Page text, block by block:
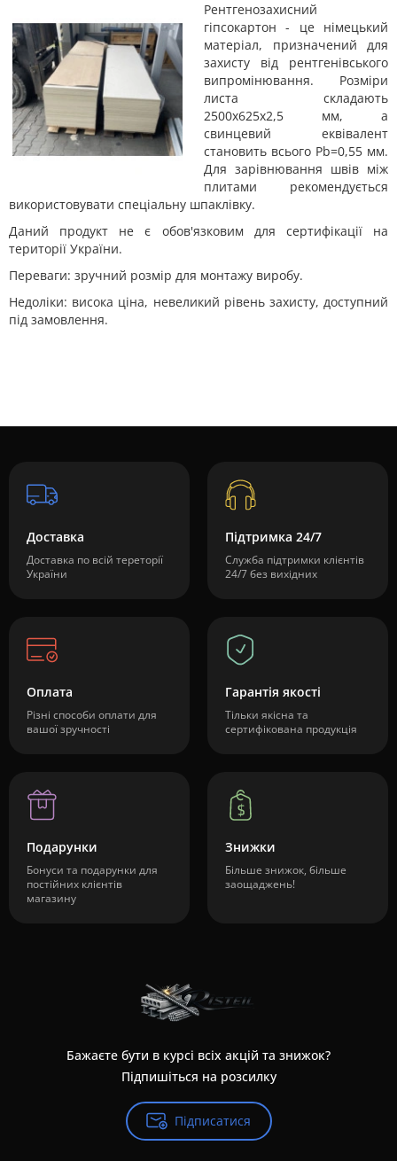
Рентгенозахисний
гіпсокартон - це німецький
матеріал, призначений для
захисту від рентгенівського
випромінювання. Розміри
листа складають
2500х625х2,5 мм, а
свинцевий еквівалент
становить всього Pb=0,55 мм.
Для зарівнювання швів між
плитами рекомендується
використовувати спеціальну шпаклівку.
Даний продукт не є обов'язковим для сертифікації на
території України.
Переваги: зручний розмір для монтажу виробу.
Недоліки: висока ціна, невеликий рівень захисту, доступний
під замовлення.
Доставка
Доставка по всій тереторії
України
Підтримка 24/7
Служба підтримки клієнтів
24/7 без вихідних
Оплата
Різні способи оплати для
вашої зручності
Гарантія якості
Тільки якісна та
сертифікована продукція
Подарунки
Бонуси та подарунки для
постійних клієнтів
магазину
Знижки
Більше знижок, більше
заощаджень!
Бажаєте бути в курсі всіх акцій та знижок?
Підпишіться на розсилку
Підписатися